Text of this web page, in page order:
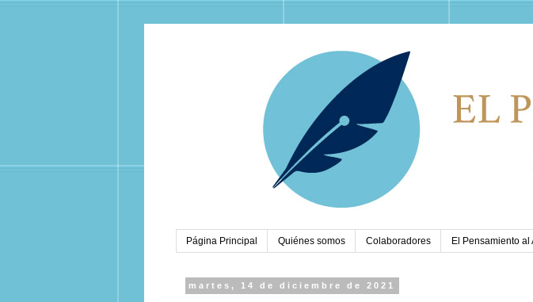
Página Principal Quiénes somos Colaboradores El Pensamiento
martes, 14 de diciembre de 2021